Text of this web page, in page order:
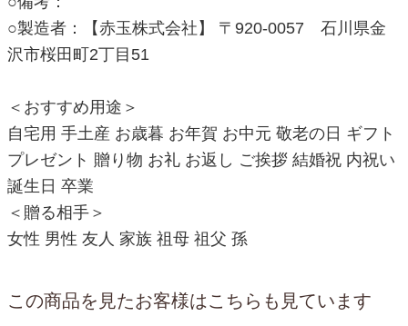
○製造者：【赤玉株式会社】 〒920-0057 石川県金
沢市桜田町2丁目51
＜おすすめ用途＞
自宅用 手土産 お歳暮 お年賀 お中元 敬老の日 ギフト
プレゼント 贈り物 お礼 お返し ご挨拶 結婚祝 内祝い
誕生日 卒業
＜贈る相手＞
女性 男性 友人 家族 祖母 祖父 孫
この商品を見たお客様はこちらも見ています